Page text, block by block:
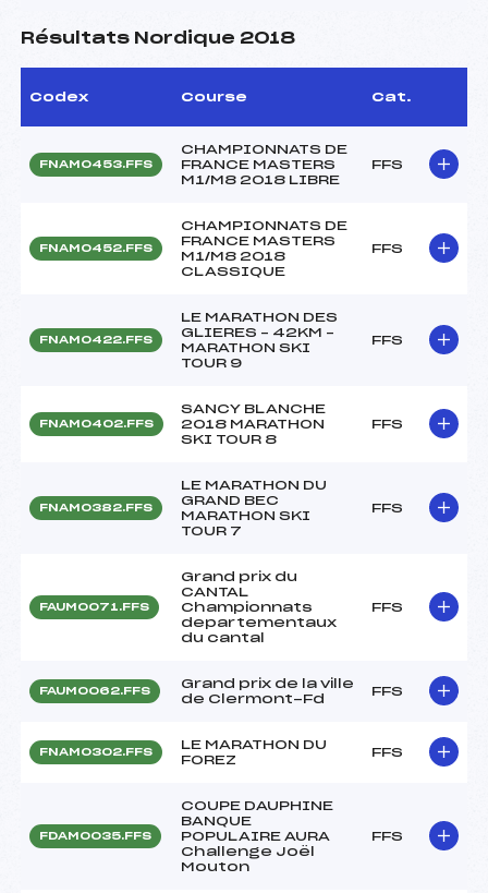
Résultats Nordique 2018
Codex Course Cat.
FNAM0453.FFS
CHAMPIONNATS DE
FRANCE MASTERS
M1/M8 2018 LIBRE
FFS
FNAM0452.FFS
CHAMPIONNATS DE
FRANCE MASTERS
M1/M8 2018
CLASSIQUE
FFS
FNAM0422.FFS
LE MARATHON DES
GLIERES – 42KM –
MARATHON SKI
TOUR 9
FFS
FNAM0402.FFS
SANCY BLANCHE
2018 MARATHON
SKI TOUR 8
FFS
FNAM0382.FFS
LE MARATHON DU
GRAND BEC
MARATHON SKI
TOUR 7
FFS
FAUM0071.FFS
Grand prix du
CANTAL
Championnats
departementaux
du cantal
FFS
FAUM0062.FFS
Grand prix de la ville
de Clermont-Fd
FFS
FNAM0302.FFS
LE MARATHON DU
FOREZ
FFS
FDAM0035.FFS
COUPE DAUPHINE
BANQUE
POPULAIRE AURA
Challenge Joël
Mouton
FFS